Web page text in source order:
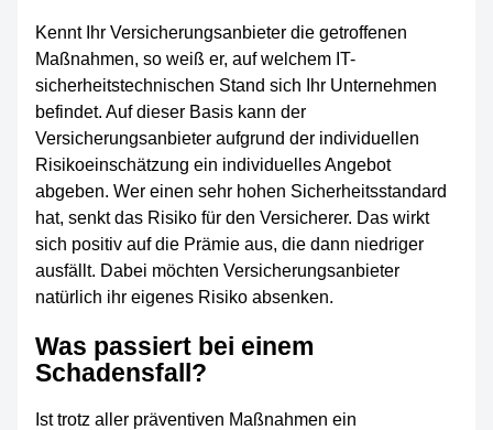
Kennt Ihr Versicherungsanbieter die getroffenen
Maßnahmen, so weiß er, auf welchem IT-
sicherheitstechnischen Stand sich Ihr Unternehmen
befindet. Auf dieser Basis kann der
Versicherungsanbieter aufgrund der individuellen
Risikoeinschätzung ein individuelles Angebot
abgeben. Wer einen sehr hohen Sicherheitsstandard
hat, senkt das Risiko für den Versicherer. Das wirkt
sich positiv auf die Prämie aus, die dann niedriger
ausfällt. Dabei möchten Versicherungsanbieter
natürlich ihr eigenes Risiko absenken.
Was passiert bei einem
Schadensfall?
Ist trotz aller präventiven Maßnahmen ein